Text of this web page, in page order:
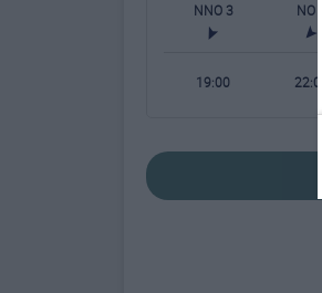
NNO 3 NO 2
19:00 22:00